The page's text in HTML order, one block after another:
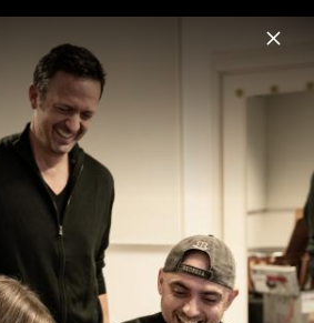
Menu
Musik Videos Biografie